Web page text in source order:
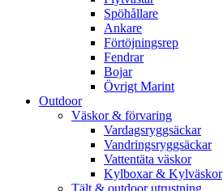
Spöhållare
Ankare
Förtöjningsrep
Fendrar
Bojar
Övrigt Marint
Outdoor
Väskor & förvaring
Vardagsryggsäckar
Vandringsryggsäckar
Vattentäta väskor
Kylboxar & Kylväskor
Tält & outdoor utrustning